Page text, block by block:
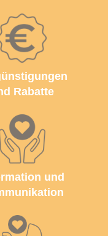
Rabatte
und